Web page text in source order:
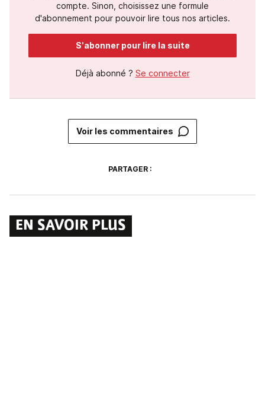
compte. Sinon, choisissez une formule
d'abonnement pour pouvoir lire tous nos articles.
S'abonner pour lire la suite
Déjà abonné ? Se connecter
Voir les commentaires
PARTAGER :
EN SAVOIR PLUS